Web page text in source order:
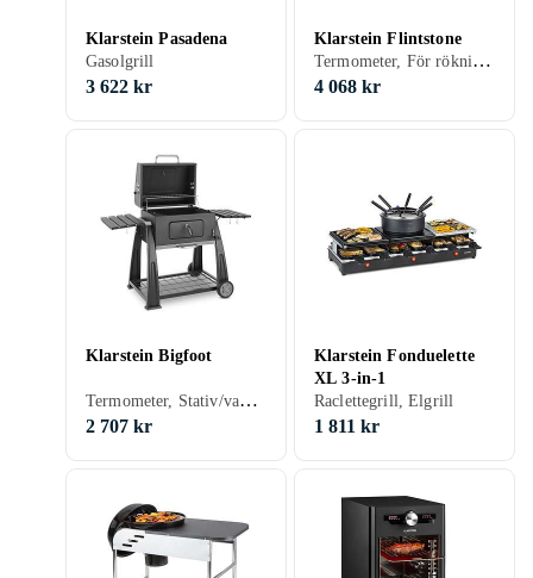
Klarstein Pasadena
Gasolgrill
3 622 kr
Klarstein Flintstone
Termometer, För rökning, Elgrill
4 068 kr
Klarstein Bigfoot
Termometer, Stativ/vagn (medföljande/inbyggd), För rökning, Grillvagn, Kolgrill
2 707 kr
Klarstein Fonduelette
XL 3-in-1
Raclettegrill, Elgrill
1 811 kr